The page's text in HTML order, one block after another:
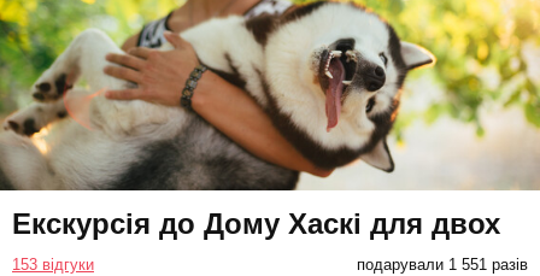
Екскурсія до Дому Хаскі для двох
153 відгуки подарували 1 551 разів